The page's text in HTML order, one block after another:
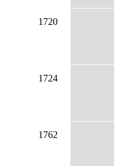
1720
1724
1762